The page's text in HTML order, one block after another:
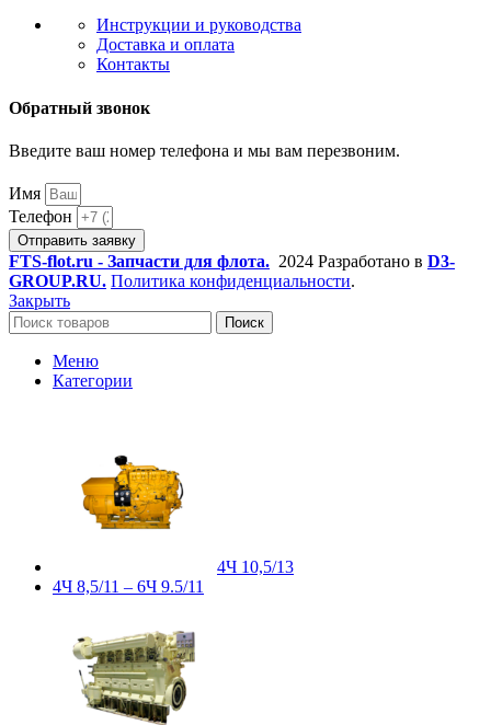
Инструкции и руководства
Доставка и оплата
Контакты
Обратный звонок
Введите ваш номер телефона и мы вам перезвоним.
Имя
Телефон
Отправить заявку
FTS-flot.ru - Запчасти для флота. 2024 Разработано в D3-
GROUP.RU. Политика конфиденциальности.
Закрыть
Поиск
Меню
Категории
4Ч 10,5/13
4Ч 8,5/11 – 6Ч 9.5/11